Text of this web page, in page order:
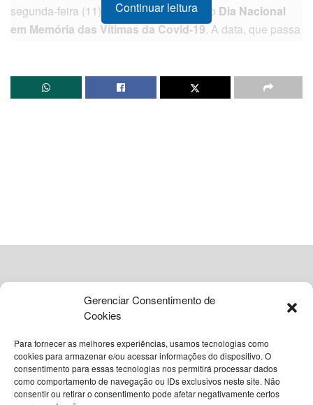
Gerenciar Consentimento de
Cookies
Para fornecer as melhores experiências, usamos tecnologias como
cookies para armazenar e/ou acessar informações do dispositivo. O
consentimento para essas tecnologias nos permitirá processar dados
como comportamento de navegação ou IDs exclusivos neste site. Não
consentir ou retirar o consentimento pode afetar negativamente certos
segunda-feira (11), a lei que estabelece o Dia Nacional
em Memória das Vítimas da Covid-19. A data, que passa
perderam a vida durante a crise sanitária global provocada
pelo coronavírus.
brasileira permaneça presente na memória coletiva do
Contexto legislativo da nova lei
A proposta que deu origem à legislação é de autoria do
deputado federalPedro Uczai, doPTdeSanta Catarina
O texto contou com a relatoria do senadorHumberto
Costa, doPTdePernambuco, e obteve a aprovação
Continuar leitura
© 2026Grupo VIA365 Comunicação Estratégica